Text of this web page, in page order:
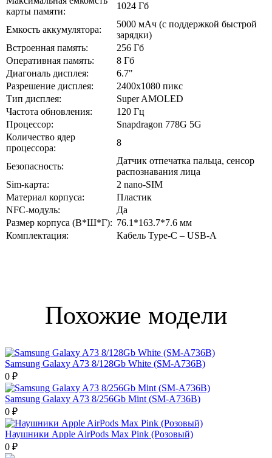
карты памяти:
1024 Гб
Емкость аккумулятора:
5000 мАч (с поддержкой быстрой
зарядки)
Встроенная память:
256 Гб
Оперативная память:
8 Гб
Диагональ дисплея:
6.7"
Разрешение дисплея:
2400x1080 пикс
Тип дисплея:
Super AMOLED
Частота обновления:
120 Гц
Процессор:
Snapdragon 778G 5G
Количество ядер
процессора:
8
Безопасность:
Датчик отпечатка пальца, сенсор
распознавания лица
Sim-карта:
2 nano-SIM
Материал корпуса:
Пластик
NFC-модуль:
Да
Размер корпуса (В*Ш*Г): 76.1*163.7*7.6 мм
Комплектация:
Кабель Type-C – USB-А
Похожие модели
Samsung Galaxy A73 8/128Gb White (SM-A736B)
0 ₽
Samsung Galaxy A73 8/256Gb Mint (SM-A736B)
0 ₽
Наушники Apple AirPods Max Pink (Розовый)
0 ₽